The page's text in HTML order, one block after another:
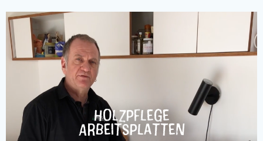
Holzpflege
Arbeitsplatten